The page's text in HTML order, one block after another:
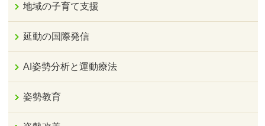
地域の子育て支援
延動の国際発信
AI姿勢分析と運動療法
姿勢教育